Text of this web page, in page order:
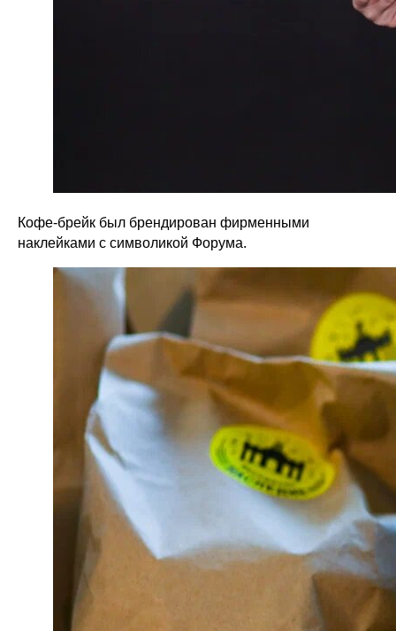
Кофе-брейк был брендирован фирменными
наклейками с символикой Форума.